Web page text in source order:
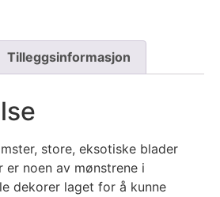
Tilleggsinformasjon
store, eksotiske blader
er noen av mønstrene i
dekorer laget for å kunne